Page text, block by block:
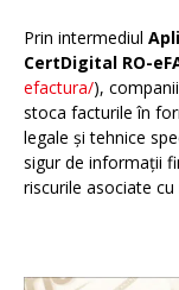
Prin intermediul
CertDigital RO-
efactura/),
stoca facturile în
legale și tehnice
sigur de informații
riscurile asociate